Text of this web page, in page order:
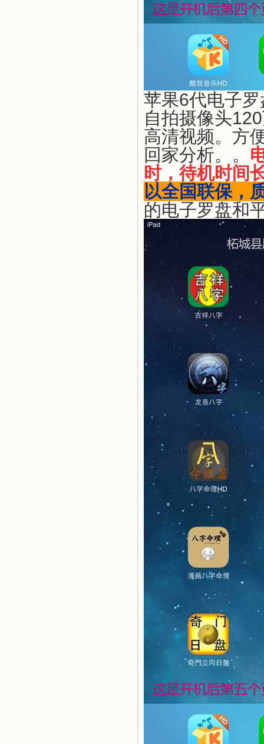
苹果6代电子
自拍摄像头
高清视频。方
回家分析。。
时，待机时间
以全国联保，
的电子罗盘和